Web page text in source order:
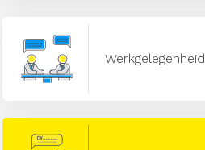
Werkgelegenheid